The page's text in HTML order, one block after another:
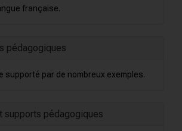
française.
pédagogiques
supporté par de nombreux exemples.
supports pédagogiques